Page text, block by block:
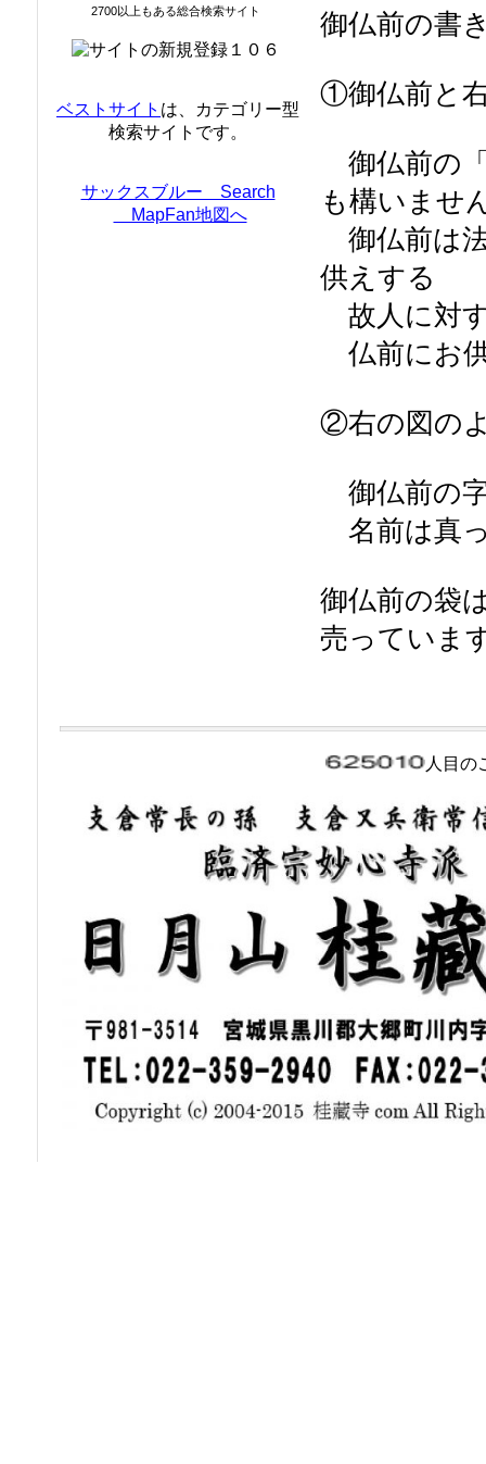
御仏前の書
①御仏前と
御仏前の
も構いませ
御仏前は
供えする
故人に対
仏前にお
②右の図の
御仏前の
名前は真
御仏前の袋
売っていま
2700以上もある総合検索サイト
ベストサイト は、カテゴリー型
検索サイトです。
サックスブルー Search
MapFan地図へ
人目の